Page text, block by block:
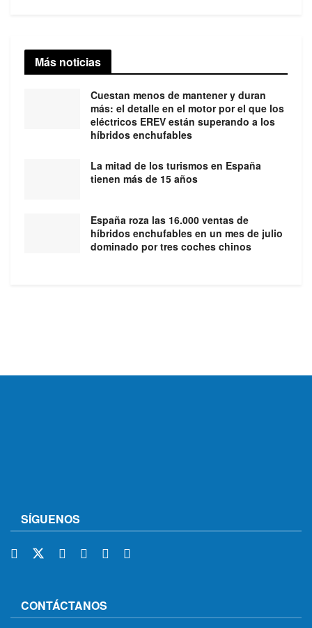
Más noticias
Cuestan menos de mantener y duran
más: el detalle en el motor por el que los
eléctricos EREV están superando a los
híbridos enchufables
La mitad de los turismos en España
tienen más de 15 años
España roza las 16.000 ventas de
híbridos enchufables en un mes de julio
dominado por tres coches chinos
SÍGUENOS
CONTÁCTANOS